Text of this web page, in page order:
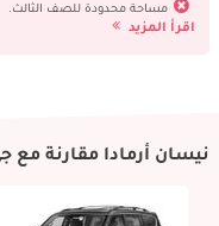
مساحة محدودة للصف الثالث.
اقرأ المزيد
نيسان أرمادا مقارنة